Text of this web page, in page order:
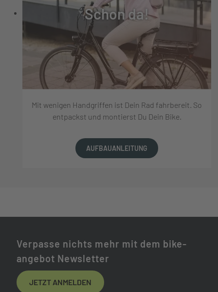
Schon da!
Mit wenigen Handgriffen ist Dein Rad fahrbereit. So
entpackst und montierst Du Dein Bike.
AUFBAUANLEITUNG
Verpasse nichts mehr mit dem bike-
angebot Newsletter
JETZT ANMELDEN